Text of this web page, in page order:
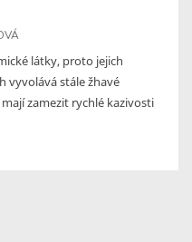
látky, proto jejich
vyvolává stále žhavé
zamezit rychlé kazivosti